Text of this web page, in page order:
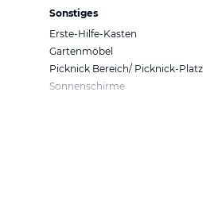
Sonstiges
Erste-Hilfe-Kasten
Gartenmöbel
Picknick Bereich/ Picknick-Platz
Sonnenschirme